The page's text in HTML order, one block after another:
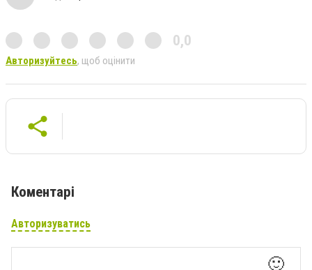
0,0
Авторизуйтесь, щоб оцінити
Коментарі
Авторизуватись
🙂